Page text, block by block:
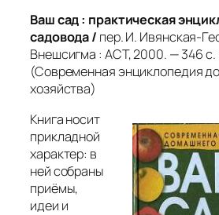
Ваш сад : практическая
садовода / пер. И. Ивянская-
Внешсигма : АСТ, 2000. — 346 с.
(Современная энциклопедия
хозяйства)
Книга носит
прикладной
характер: в
ней собраны
приёмы,
идеи и